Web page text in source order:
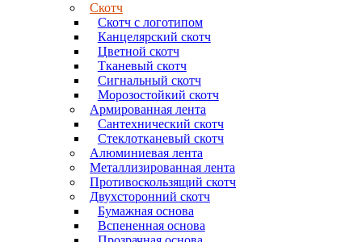
Скотч
Скотч с логотипом
Канцелярский скотч
Цветной скотч
Тканевый скотч
Сигнальный скотч
Морозостойкий скотч
Армированная лента
Сантехнический скотч
Стеклотканевый скотч
Алюминиевая лента
Металлизированная лента
Противоскользящий скотч
Двухсторонний скотч
Бумажная основа
Вспененная основа